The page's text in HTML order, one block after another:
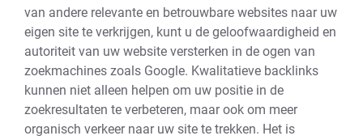
van andere relevante en betrouwbare websites naar uw
eigen site te verkrijgen, kunt u de geloofwaardigheid en
autoriteit van uw website versterken in de ogen van
zoekmachines zoals Google. Kwalitatieve backlinks
kunnen niet alleen helpen om uw positie in de
zoekresultaten te verbeteren, maar ook om meer
organisch verkeer naar uw site te trekken. Het is